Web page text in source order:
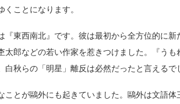
ことになります。
東西南北』です。彼は最初から全方位的に
太郎などの若い作家を惹きつけました。『う
白秋らの「明星」離反は必然だったと言えるで
とが鷗外にも起きていました。鷗外は文語